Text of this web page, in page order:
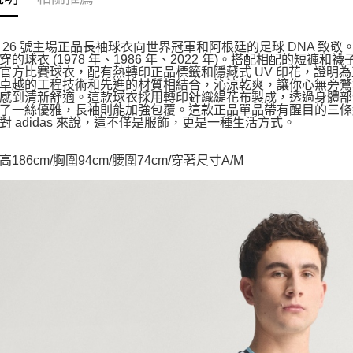
號主場正品長袖球衣向世界冠軍和阿根廷的足球 DNA 致敬
的球衣 (1978 年、1986 年、2022 年)。搭配相配的短褲和
方比賽球衣，配有熱轉印正品標籤和隱藏式 UV 印花，證明
越的工程技術和先進的材質相結合，沁涼乾爽，讓你心無旁
到清新舒適。這款球衣採用轉印針織緹花布製成，透過身體
一絲優雅，長袖則能加強包覆。這款正品單品帶有醒目的三
adidas 來說，這不僅是服飾，更是一種生活方式。
186cm/胸圍94cm/腰圍74cm/穿著尺寸A/M